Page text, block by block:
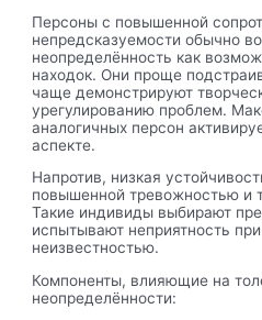
Персоны с повышенной
непредсказуемости обычно
неопределённость как
находок. Они проще
чаще демонстрируют
урегулированию проблем.
аналогичных персон
аспекте.
Напротив, низкая
повышенной тревожностью и
Такие индивиды выбирают
испытывают неприятность
неизвестностью.
Компоненты, влияющие на
неопределённости: